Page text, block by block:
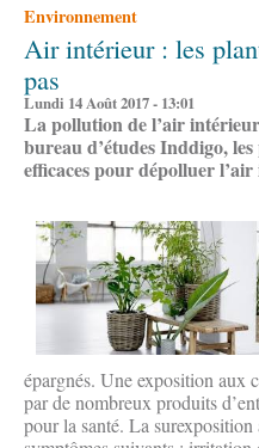
Environnement
Air intérieur : les
pas
Lundi 14 Août 2017 - 13:01
La pollution de l’air
bureau d’études Inddigo,
efficaces pour dépolluer
épargnés. Une exposition aux
par de nombreux produits
pour la santé. La